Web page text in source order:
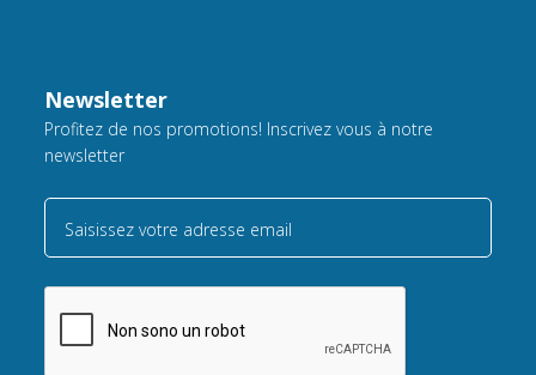
Newsletter
Profitez de nos promotions! Inscrivez vous à notre
newsletter
Saisissez votre adresse email